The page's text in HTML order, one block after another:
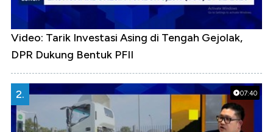
Video: Tarik Investasi Asing di Tengah Gejolak,
DPR Dukung Bentuk PFII
07:40
2.